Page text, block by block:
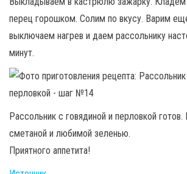
перец горошком. Солим по вкусу. Варим
выключаем нагрев и даем рассольнику
минут.
Рассольник с говядиной и перловкой
сметаной и любимой зеленью.
Приятного аппетита!